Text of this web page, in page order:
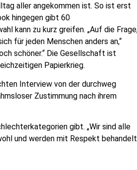
aller angekommen ist. So ist erst
hingegen gibt 60
kann zu kurz greifen. „Auf die
für jeden Menschen anders an,“
schöner.“ Die Gesellschaft ist
Papierkrieg.
Interview von der durchweg
Zustimmung nach ihrem
gibt. „Wir sind alle
und werden mit Respekt behandelt